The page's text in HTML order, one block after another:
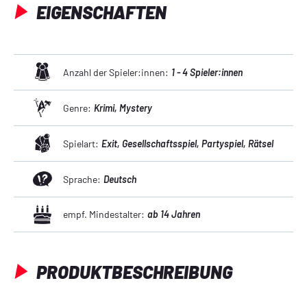
PRODUKTBESCHREIBUNG
EIGENSCHAFTEN
Anzahl der Spieler:innen: 1 - 4 Spieler:innen
Genre: Krimi, Mystery
Spielart: Exit, Gesellschaftsspiel, Partyspiel, Rätsel
Sprache: Deutsch
empf. Mindestalter: ab 14 Jahren